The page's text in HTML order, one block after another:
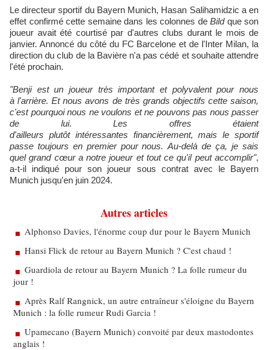
Le directeur sportif du Bayern Munich, Hasan Salihamidzic a en
effet confirmé cette semaine dans les colonnes de Bildque son
joueur avait été courtisé par d'autres clubs durant le mois de
janvier. Annoncé du côté du FC Barcelone et de l'Inter Milan, la
direction du club de la Bavière n'a pas cédé et souhaite attendre
l'été prochain.
​"Benji est un joueur très important et polyvalent pour nous
à l'arrière. Et nous avons de très grands objectifs cette saison,
c'est pourquoi nous ne voulons et ne pouvons pas nous passer
de lui. Les offres étaient
d'ailleurs plutôt intéressantes financièrement, mais le sportif
passe toujours en premier pour nous. Au-delà de ça, je sais
quel grand cœur a notre joueur et tout ce qu'il peut accomplir",
a-t-il indiqué pour son joueur sous contrat avec le Bayern
Munich jusqu'en juin 2024.
Autres articles
Alphonso Davies, l'énorme coup dur pour le Bayern Munich
Hansi Flick de retour au Bayern Munich ? C'est chaud !
Guardiola de retour au Bayern Munich ? La folle rumeur du
jour !
Après Ralf Rangnick, un autre entraîneur s'éloigne du Bayern
Munich : la folle rumeur Rudi Garcia !
Upamecano (Bayern Munich) convoité par deux mastodontes
anglais !